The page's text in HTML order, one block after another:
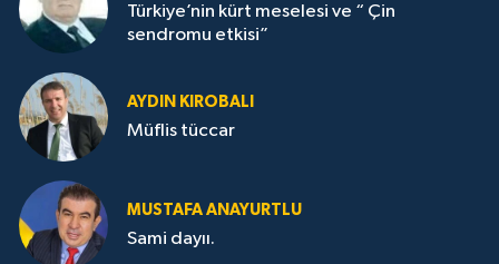
Türkiye’nin kürt meselesi ve “ Çin
sendromu etkisi”
AYDIN KIROBALI
Müflis tüccar
MUSTAFA ANAYURTLU
Sami dayıı.